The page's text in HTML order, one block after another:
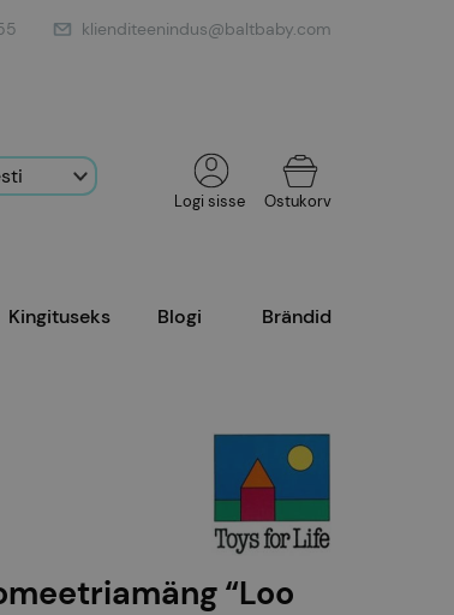
klienditeenindus@baltbaby.com
Logi sisse Ostukorv
Kingituseks Blogi Brändid
“Loo